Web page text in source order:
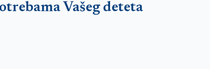
Vašeg deteta